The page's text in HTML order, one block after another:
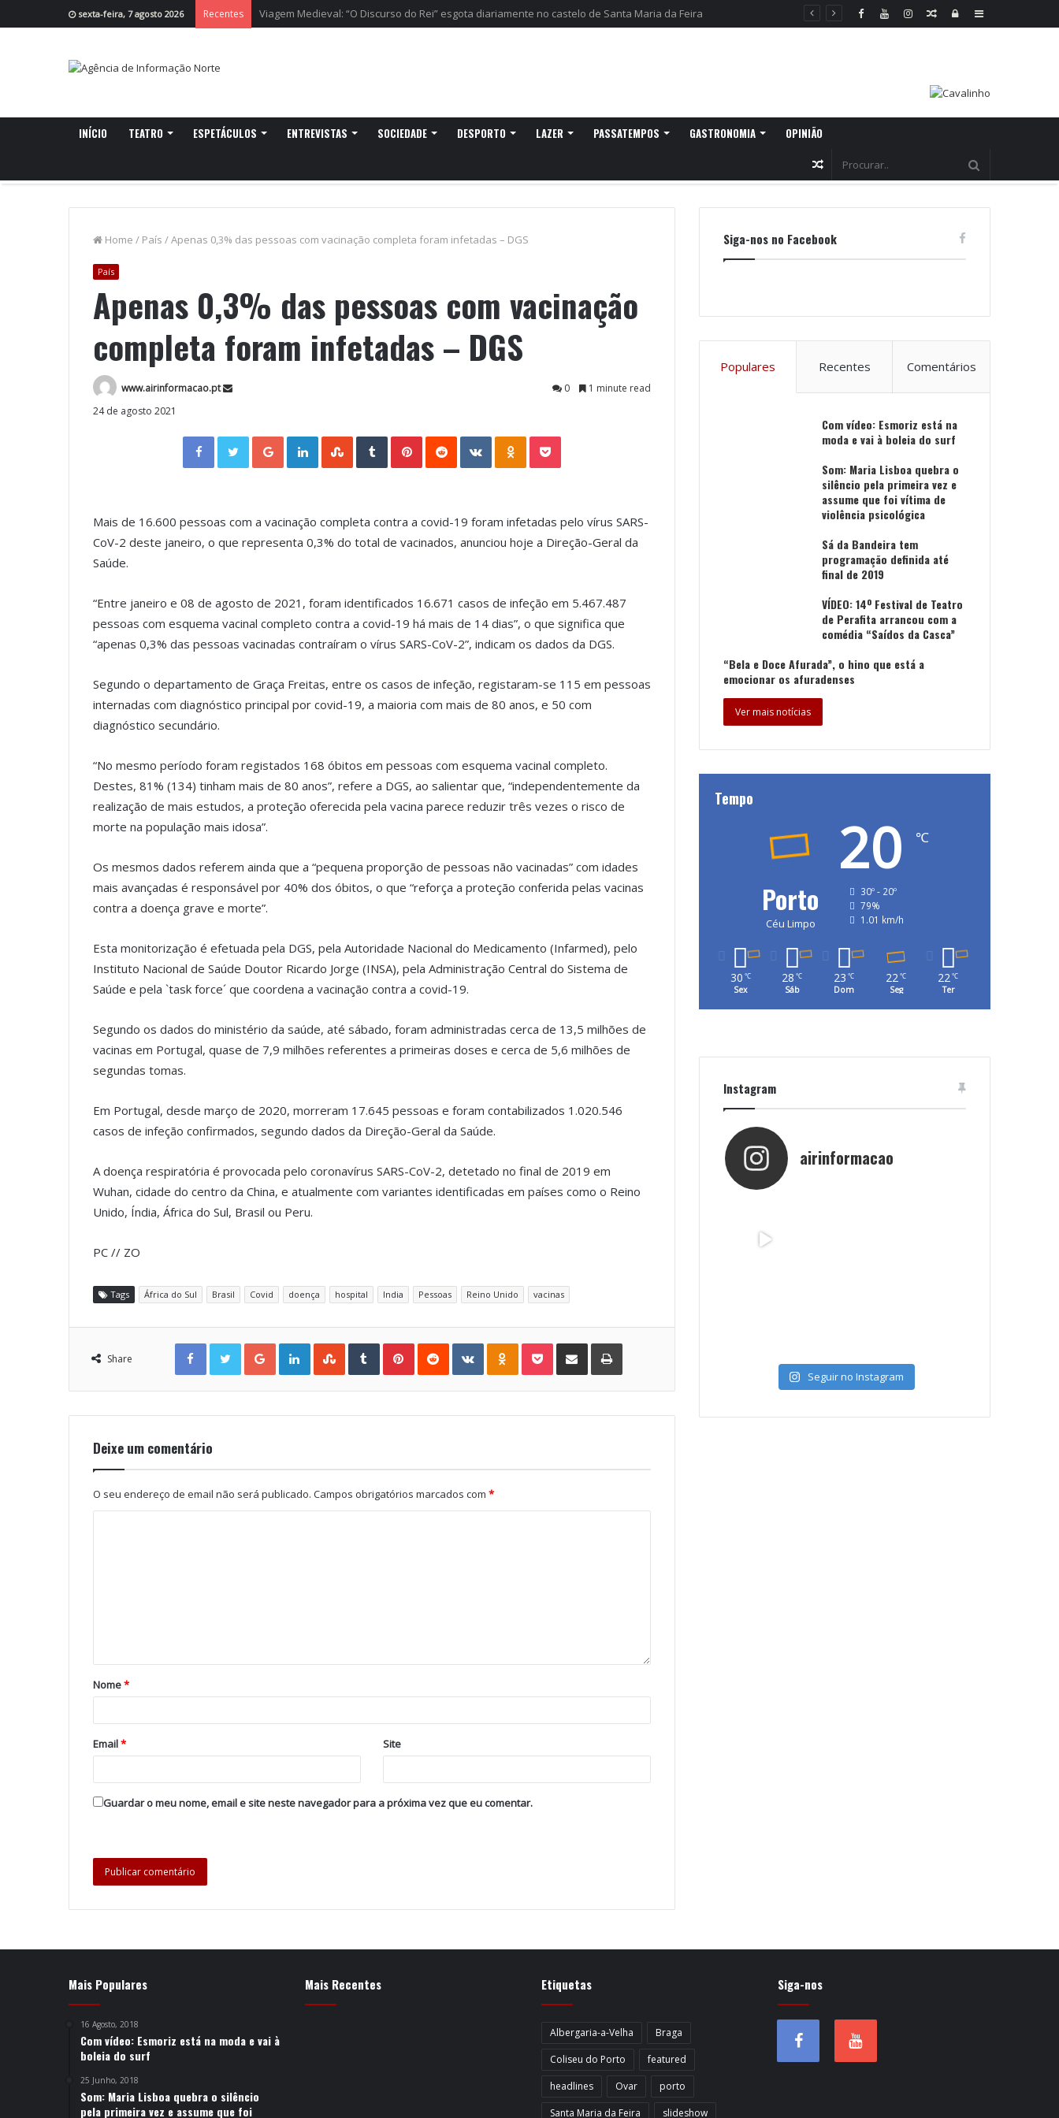
sexta-feira, 7 agosto 2026 Recentes Cruzeiro da Ria regressa a Ovar com experiências náuticas e observação de aves Sidebar
Log
Random
INÍCIO TEATRO ESPETÁCULOS ENTREVISTAS SOCIEDADE DESPORTO LAZER PASSATEMPOS GASTRONOMIA OPINIÃO
Random
Home / País /Apenas 0,3% das pessoas com vacinação completa foram infetadas – DGS
País
Apenas 0,3% das pessoas com vacinação
completa foram infetadas – DGS
www.airinformacao.pt 0
1 minute read
24 de agosto 2021
Facebook Twitter Google+ LinkedIn StumbleUpon Tumblr VKontakte
Mais de 16.600 pessoas com a vacinação completa contra a covid-19 foram infetadas pelo vírus SARS-
CoV-2 deste janeiro, o que representa 0,3% do total de vacinados, anunciou hoje a Direção-Geral da
Saúde.
“Entre janeiro e 08 de agosto de 2021, foram identificados 16.671 casos de infeção em 5.467.487
pessoas com esquema vacinal completo contra a covid-19 há mais de 14 dias”, o que significa que
“apenas 0,3% das pessoas vacinadas contraíram o vírus SARS-CoV-2”, indicam os dados da DGS.
Segundo o departamento de Graça Freitas, entre os casos de infeção, registaram-se 115 em pessoas
internadas com diagnóstico principal por covid-19, a maioria com mais de 80 anos, e 50 com
diagnóstico secundário.
“No mesmo período foram registados 168 óbitos em pessoas com esquema vacinal completo.
Destes, 81% (134) tinham mais de 80 anos”, refere a DGS, ao salientar que, “independentemente da
realização de mais estudos, a proteção oferecida pela vacina parece reduzir três vezes o risco de
morte na população mais idosa”.
Os mesmos dados referem ainda que a “pequena proporção de pessoas não vacinadas” com idades
mais avançadas é responsável por 40% dos óbitos, o que “reforça a proteção conferida pelas vacinas
contra a doença grave e morte”.
Esta monitorização é efetuada pela DGS, pela Autoridade Nacional do Medicamento (Infarmed), pelo
Instituto Nacional de Saúde Doutor Ricardo Jorge (INSA), pela Administração Central do Sistema de
Saúde e pela `task force´ que coordena a vacinação contra a covid-19.
Segundo os dados do ministério da saúde, até sábado, foram administradas cerca de 13,5 milhões de
vacinas em Portugal, quase de 7,9 milhões referentes a primeiras doses e cerca de 5,6 milhões de
segundas tomas.
Em Portugal, desde março de 2020, morreram 17.645 pessoas e foram contabilizados 1.020.546
casos de infeção confirmados, segundo dados da Direção-Geral da Saúde.
A doença respiratória é provocada pelo coronavírus SARS-CoV-2, detetado no final de 2019 em
Wuhan, cidade do centro da China, e atualmente com variantes identificadas em países como o Reino
Unido, Índia, África do Sul, Brasil ou Peru.
PC // ZO
Tags África do Sul Brasil Covid doença hospital India Pessoas Reino Unido vacinas
Share
Facebook Twitter Google+ LinkedIn StumbleUpon Tumblr Pinterest Reddit VKontakte Odnoklassniki Pocket Share via Email Print
Deixe um comentário
O seu endereço de email não será publicado. Campos obrigatórios marcados com *
Nome*
Email* Site
Guardar o meu nome, email e site neste navegador para a próxima vez que eu comentar.
Siga-nos no Facebook
Populares Recentes Comentários
Com vídeo: Esmoriz está na
moda e vai à boleia do surf
Som: Maria Lisboa quebra o
silêncio pela primeira vez e
assume que foi vítima de
violência psicológica
Sá da Bandeira tem
programação definida até
final de 2019
VÍDEO: 14º Festival de Teatro
de Perafita arrancou com a
comédia “Saídos da Casca”
“Bela e Doce Afurada”, o hino que está a
emocionar os afuradenses
Ver mais notícias
Tempo
Porto
Céu Limpo
20 ℃
30º - 20º
79%
1.01 km/h
30 ℃
Sex
28 ℃
Sáb
23 ℃
Dom
22℃
Seg
22℃
Ter
Instagram
airinformacao
Seguir no Instagram
Mais Populares
16 Agosto, 2018
Com vídeo: Esmoriz está na moda e vai à
boleia do surf
25 Junho, 2018
Som: Maria Lisboa quebra o silêncio
pela primeira vez e assume que foi
Mais Recentes Etiquetas
Albergaria-a-Velha
Braga
Coliseu do Porto
featured
headlines
Ovar
porto
Santa Maria da Feira
slideshow
Siga-nos